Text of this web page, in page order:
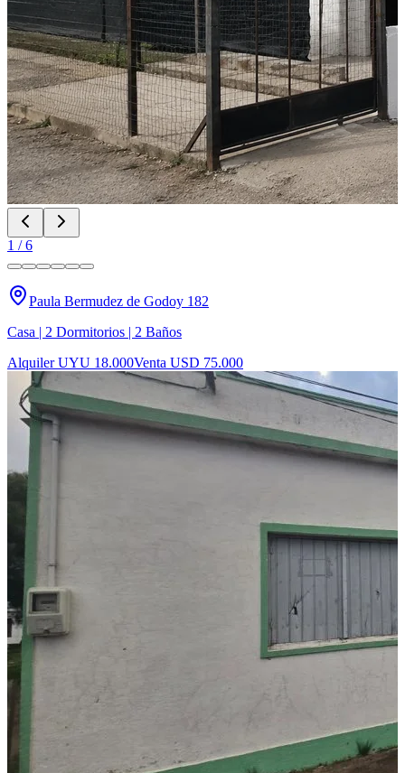
1 /6
Paula Bermudez de Godoy 182
Casa | 2 Dormitorios | 2 Baños
Alquiler UYU 18.000Venta USD 75.000